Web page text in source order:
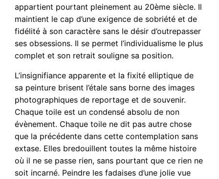
appartient pourtant pleinement au 20ème siècle. Il
maintient le cap d’une exigence de sobriété et de
fidélité à son caractère sans le désir d’outrepasser
ses obsessions. Il se permet l’individualisme le plus
complet et son retrait souligne sa position.
L’insignifiance apparente et la fixité elliptique de
sa peinture brisent l’étale sans borne des images
photographiques de reportage et de souvenir.
Chaque toile est un condensé absolu de non
évènement. Chaque toile ne dit pas autre chose
que la précédente dans cette contemplation sans
extase. Elles bredouillent toutes la même histoire
où il ne se passe rien, sans pourtant que ce rien ne
soit incarné. Peindre les fadaises d’une jolie vue